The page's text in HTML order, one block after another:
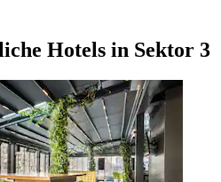
Hotels in Sektor 3